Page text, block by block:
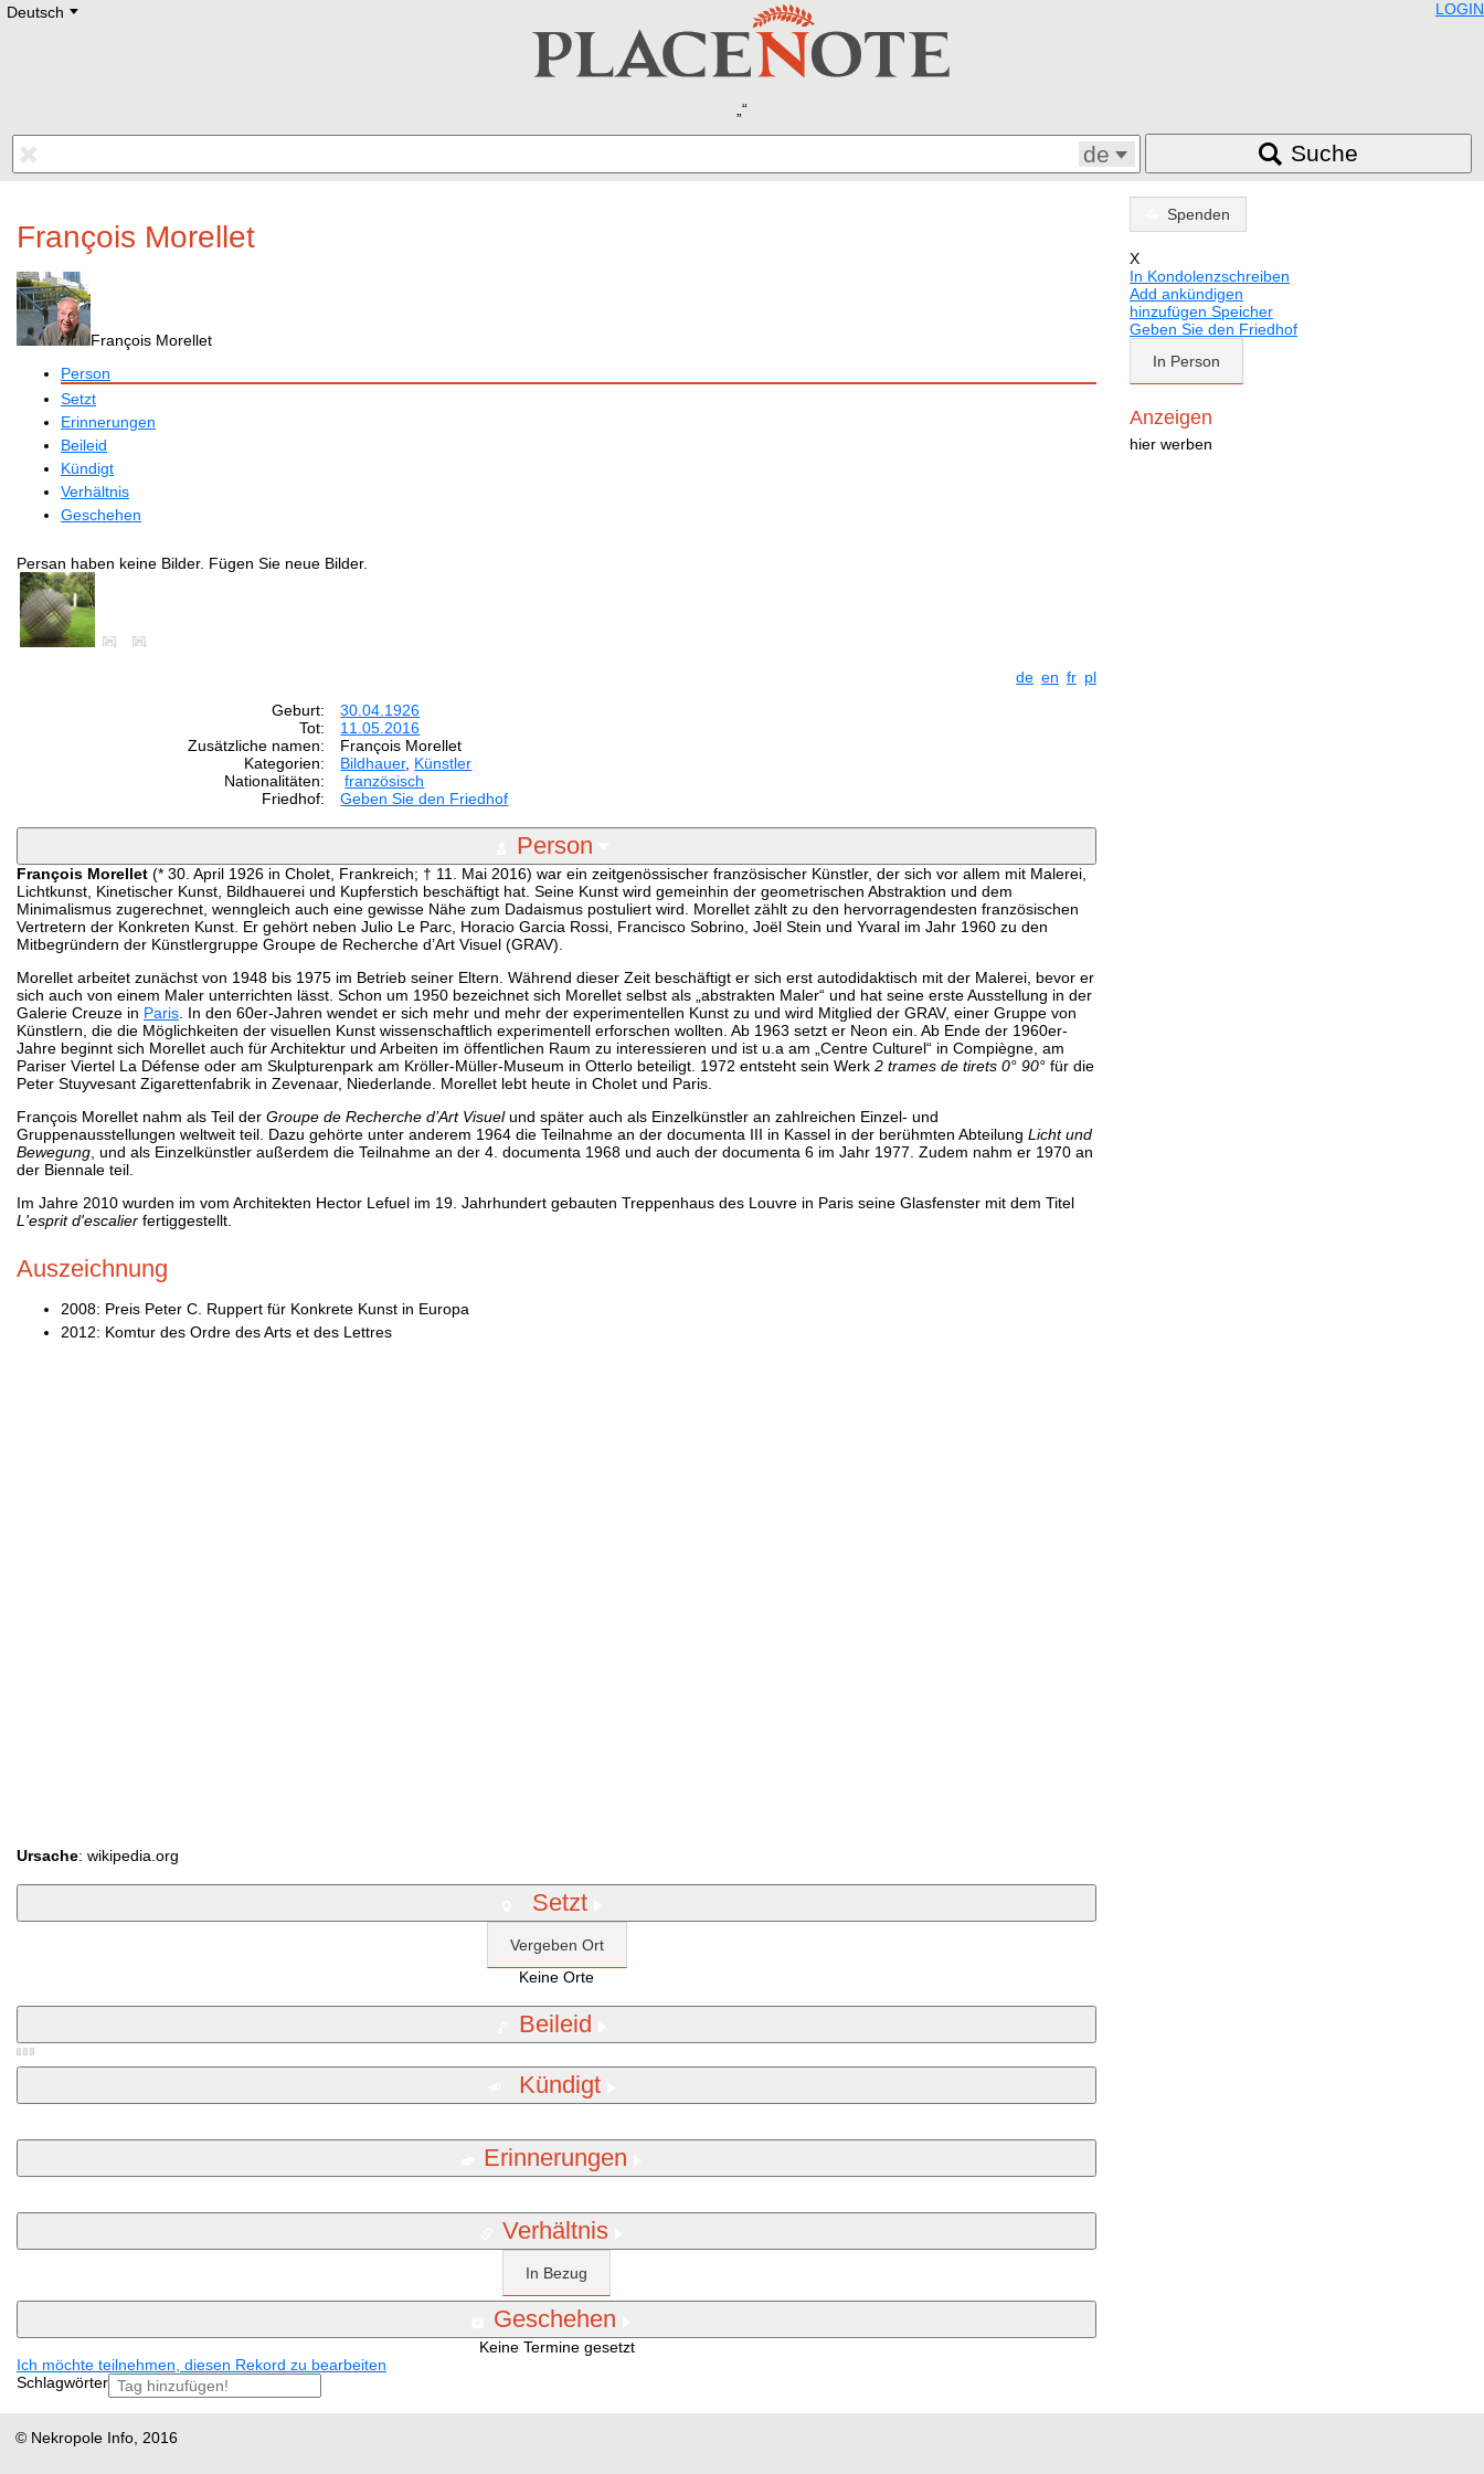
Deutsch E
Deutsch
Polski
Hebrew
LOGIN
de Suche
François Morellet
François Morellet
Person
Setzt
Erinnerungen
Beileid
Kündigt
Verhältnis
Geschehen
Persan haben keine Bilder. Fügen Sie neue Bilder.
de en fr pl
Geburt:
30.04.1926
Tot:
11.05.2016
Zusätzliche namen:
François Morellet
Kategorien:
Bildhauer, Künstler
Nationalitäten:
französisch
Friedhof:
Geben Sie den Friedhof
Person
François Morellet (* 30. April 1926 in Cholet, Frankreich; † 11. Mai 2016) war ein zeitgenössischer französischer Künstler, der sich vor allem mit Malerei,
Lichtkunst, Kinetischer Kunst, Bildhauerei und Kupferstich beschäftigt hat. Seine Kunst wird gemeinhin der geometrischen Abstraktion und dem
Minimalismus zugerechnet, wenngleich auch eine gewisse Nähe zum Dadaismus postuliert wird. Morellet zählt zu den hervorragendesten französischen
Vertretern der Konkreten Kunst. Er gehört neben Julio Le Parc, Horacio Garcia Rossi, Francisco Sobrino, Joël Stein und Yvaral im Jahr 1960 zu den
Mitbegründern der Künstlergruppe Groupe de Recherche d’Art Visuel (GRAV).
Morellet arbeitet zunächst von 1948 bis 1975 im Betrieb seiner Eltern. Während dieser Zeit beschäftigt er sich erst autodidaktisch mit der Malerei, bevor er
sich auch von einem Maler unterrichten lässt. Schon um 1950 bezeichnet sich Morellet selbst als „abstrakten Maler“ und hat seine erste Ausstellung in der
Galerie Creuze in Paris . In den 60er-Jahren wendet er sich mehr und mehr der experimentellen Kunst zu und wird Mitglied der GRAV, einer Gruppe von
Künstlern, die die Möglichkeiten der visuellen Kunst wissenschaftlich experimentell erforschen wollten. Ab 1963 setzt er Neon ein. Ab Ende der 1960er-
Jahre beginnt sich Morellet auch für Architektur und Arbeiten im öffentlichen Raum zu interessieren und ist u.a am „Centre Culturel“ in Compiègne, am
Pariser Viertel La Défense oder am Skulpturenpark am Kröller-Müller-Museum in Otterlo beteiligt. 1972 entsteht sein Werk 2 trames de tirets 0° 90° für die
Peter Stuyvesant Zigarettenfabrik in Zevenaar, Niederlande. Morellet lebt heute in Cholet und Paris.
François Morellet nahm als Teil der Groupe de Recherche d’Art Visuelund später auch als Einzelkünstler an zahlreichen Einzel- und
Gruppenausstellungen weltweit teil. Dazu gehörte unter anderem 1964 die Teilnahme an der documenta III in Kassel in der berühmten Abteilung Licht und
Bewegung , und als Einzelkünstler außerdem die Teilnahme an der 4. documenta 1968 und auch der documenta 6 im Jahr 1977. Zudem nahm er 1970 an
der Biennale teil.
Im Jahre 2010 wurden im vom Architekten Hector Lefuel im 19. Jahrhundert gebauten Treppenhaus des Louvre in Paris seine Glasfenster mit dem Titel
L'esprit d'escalier fertiggestellt.
Auszeichnung
2008: Preis Peter C. Ruppert für Konkrete Kunst in Europa
2012: Komtur des Ordre des Arts et des Lettres
Ursache: wikipedia.org
Setzt
Vergeben Ort
Keine Orte
Beileid
Kündigt
Erinnerungen
Verhältnis
In Bezug
Geschehen
Keine Termine gesetzt
Ich möchte teilnehmen, diesen Rekord zu bearbeiten
Schlagwörter
Spenden
X
In Kondolenzschreiben
Add ankündigen
hinzufügen Speicher
Geben Sie den Friedhof
In Person
Anzeigen
hier werben
© Nekropole Info, 2016